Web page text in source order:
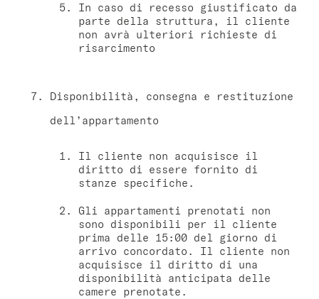
In caso di recesso giustificato da
parte della struttura, il cliente
non avrà ulteriori richieste di
risarcimento
Disponibilità, consegna e restituzione
dell’appartamento
Il cliente non acquisisce il
diritto di essere fornito di
stanze specifiche.
Gli appartamenti prenotati non
sono disponibili per il cliente
prima delle 15:00 del giorno di
arrivo concordato. Il cliente non
acquisisce il diritto di una
disponibilità anticipata delle
camere prenotate.